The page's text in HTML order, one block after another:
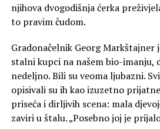
njihova dvogodišnja ćerka
to pravim čudom.
Gradonačelnik Georg Markštajner
stalni kupci na našem bio-imanju,
nedeljno. Bili su veoma ljubazni.
opisivali su ih kao izuzetno
priseća i dirljivih scena: mala
zaviri u štalu. „Posebno joj je